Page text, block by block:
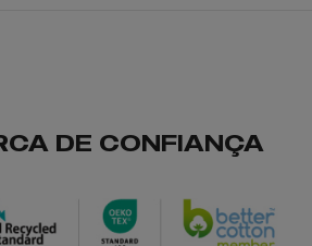
178/0.00 €
DE CONFIANÇA